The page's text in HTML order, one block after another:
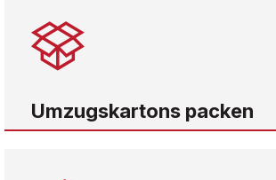
Umzugskartons packen